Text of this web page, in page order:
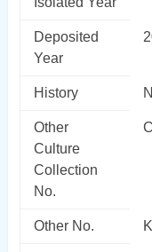
Deposited
Year
History
Other
Culture
Collection
No.
Other No.